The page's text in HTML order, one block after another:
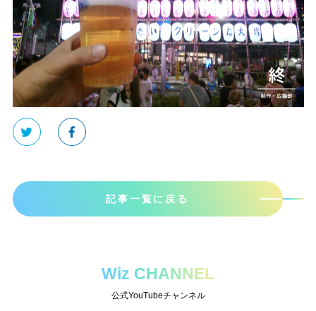
記事一覧に戻る
Wiz CHANNEL
公式YouTubeチャンネル